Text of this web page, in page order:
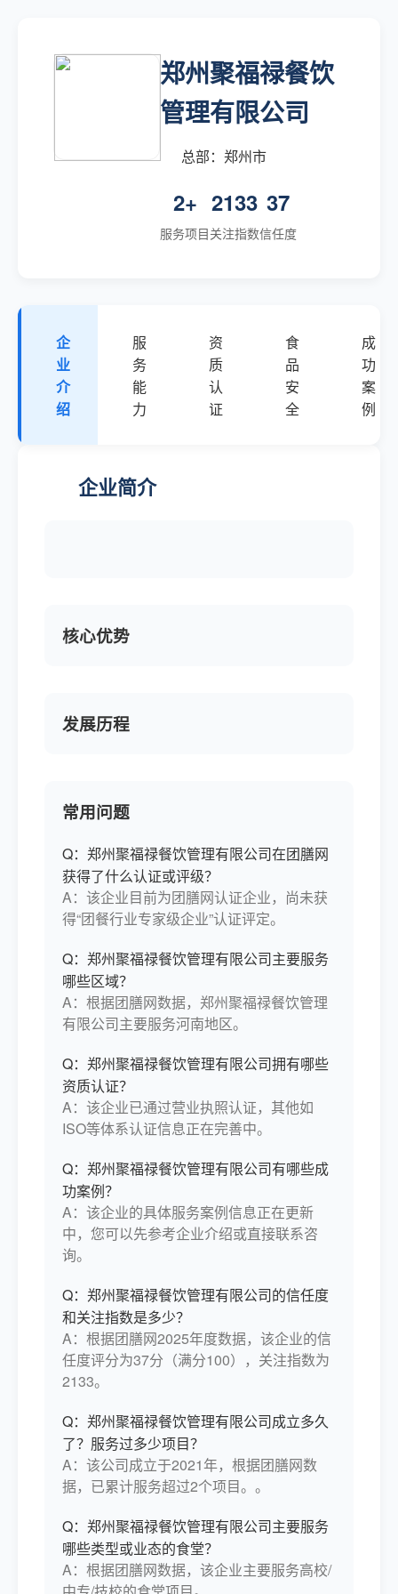
郑州聚福禄餐饮
管理有限公司
总部：郑州市
2+
服务项目
2133
关注指数
37
信任度
企
业
介
绍
服
务
能
力
资
质
认
证
食
品
安
全
成
功
案
例
企业简介
核心优势
发展历程
常用问题
Q：郑州聚福禄餐饮管理有限公司在团膳网
获得了什么认证或评级？
A：该企业目前为团膳网认证企业，尚未获
得“团餐行业专家级企业”认证评定。
Q：郑州聚福禄餐饮管理有限公司主要服务
哪些区域？
A：根据团膳网数据，郑州聚福禄餐饮管理
有限公司主要服务河南地区。
Q：郑州聚福禄餐饮管理有限公司拥有哪些
资质认证？
A：该企业已通过营业执照认证，其他如
ISO等体系认证信息正在完善中。
Q：郑州聚福禄餐饮管理有限公司有哪些成
功案例？
A：该企业的具体服务案例信息正在更新
中，您可以先参考企业介绍或直接联系咨
询。
Q：郑州聚福禄餐饮管理有限公司的信任度
和关注指数是多少？
A：根据团膳网2025年度数据，该企业的信
任度评分为37分（满分100），关注指数为
2133。
Q：郑州聚福禄餐饮管理有限公司成立多久
了？服务过多少项目？
A：该公司成立于2021年，根据团膳网数
据，已累计服务超过2个项目。。
Q：郑州聚福禄餐饮管理有限公司主要服务
哪些类型或业态的食堂？
A：根据团膳网数据，该企业主要服务高校/